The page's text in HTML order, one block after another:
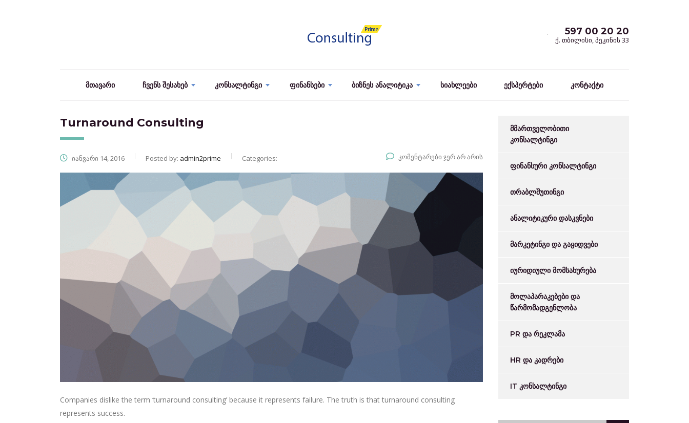
597 00 20 20
ქ. თბილისი, პეკინის 33
მთავარი ჩვენს შესახებ კონსალტინგი ფინანსები ბიზნეს ანალიტიკა სიახლეები ექსპერტები კონტაქტი
Turnaround Consulting
იანვარი 14, 2016 Posted by: admin2prime Categories: კომენტარები ჯერ არ არის
Companies dislike the term ‘turnaround consulting’ because it represents failure. The truth is that turnaround consulting
represents success.
მმართველობითი
კონსალტინგი
ფინანსური კონსალტინგი
თრაბლშუთინგი
ანალიტიკური დასკვნები
მარკეტინგი და გაყიდვები
იურიდიული მომსახურება
მოლაპარაკებები და
წარმომადგენლობა
PR და რეკლამა
HR და კადრები
IT კონსალტინგი